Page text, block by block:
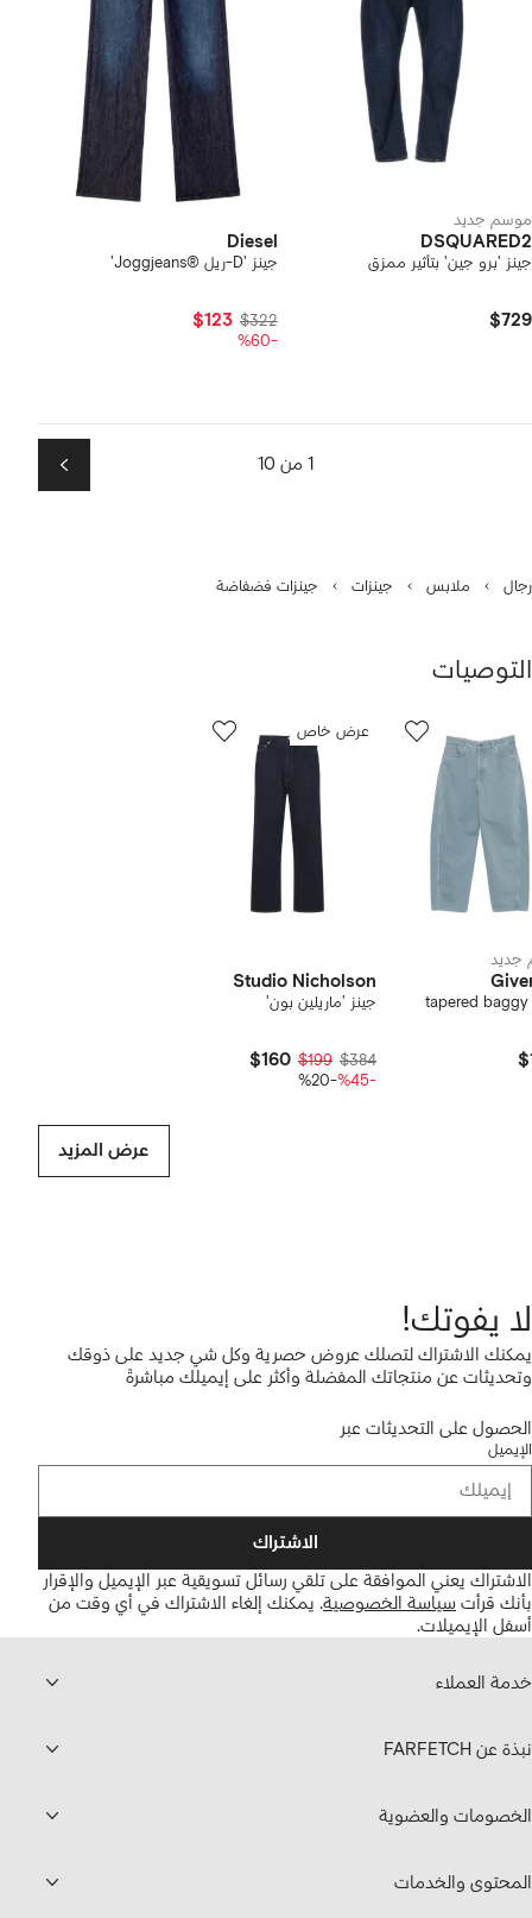
موسم جديد
DSQUARED2
جينز 'برو جين' بتأثير ممزق
$729
Diesel
جينز 'D-ريل ®Joggjeans'
$322
$123
-%60
1 من 10 التالي
رجال ملابس جينزات جينزات فضفاضة
التوصيات
جديد
tapered baggy
من
عرض خاص
Studio Nicholson
جينز 'ماريلين بون'
$384
$199
$160
-%45
-%20
عرض المزيد
لا يفوتك!
يمكنك الاشتراك لتصلك عروض حصرية وكل شي جديد على ذوقك
وتحديثات عن منتجاتك المفضلة وأكثر على إيميلك مباشرةً
الحصول على التحديثات عبر
الإيميل
الاشتراك
الاشتراك يعني الموافقة على تلقي رسائل تسويقية عبر الإيميل والإقرار
بأنك قرأت سياسة الخصوصية. يمكنك إلغاء الاشتراك في أي وقت من
أسفل الإيميلات.
خدمة العملاء
نبذة عن FARFETCH
الخصومات والعضوية
المحتوى والخدمات